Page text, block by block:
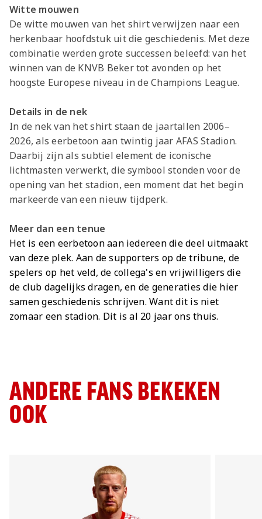
Witte mouwen
De witte mouwen van het shirt verwijzen naar een
herkenbaar hoofdstuk uit die geschiedenis. Met deze
combinatie werden grote successen beleefd: van het
winnen van de KNVB Beker tot avonden op het
hoogste Europese niveau in de Champions League.
Details in de nek
In de nek van het shirt staan de jaartallen 2006–
2026, als eerbetoon aan twintig jaar AFAS Stadion.
Daarbij zijn als subtiel element de iconische
lichtmasten verwerkt, die symbool stonden voor de
opening van het stadion, een moment dat het begin
markeerde van een nieuw tijdperk.
Meer dan een tenue
Het is een eerbetoon aan iedereen die deel uitmaakt
van deze plek. Aan de supporters op de tribune, de
spelers op het veld, de collega's en vrijwilligers die
de club dagelijks dragen, en de generaties die hier
samen geschiedenis schrijven. Want dit is niet
zomaar een stadion. Dit is al 20 jaar ons thuis.
ANDERE FANS BEKEKEN
OOK